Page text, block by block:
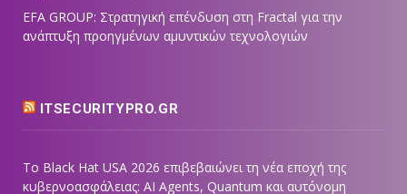
EFA GROUP: Στρατηγική επένδυση στη Fractal για την
ανάπτυξη προηγμένων αμυντικών τεχνολογιών
ITSECURITYPRO.GR
Το Black Hat USA 2026 επιβεβαιώνει τη νέα εποχή της
κυβερνοασφάλειας: AI Agents, Quantum και αυτόνομη